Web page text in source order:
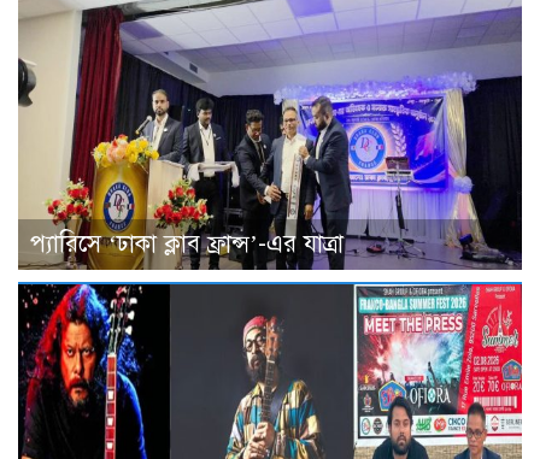
প্যারিসে ‘ঢাকা ক্লাব ফ্রান্স’-এর যাত্রা